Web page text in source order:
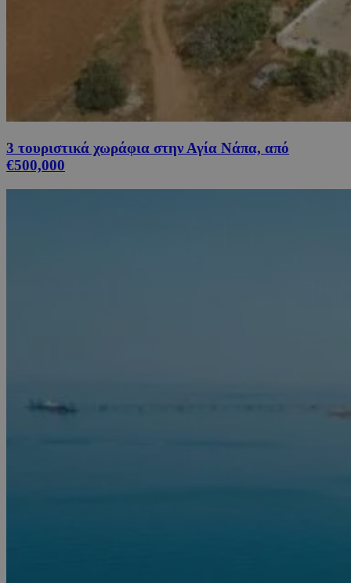
3 τουριστικά χωράφια στην Αγία Νάπα, από
€500,000